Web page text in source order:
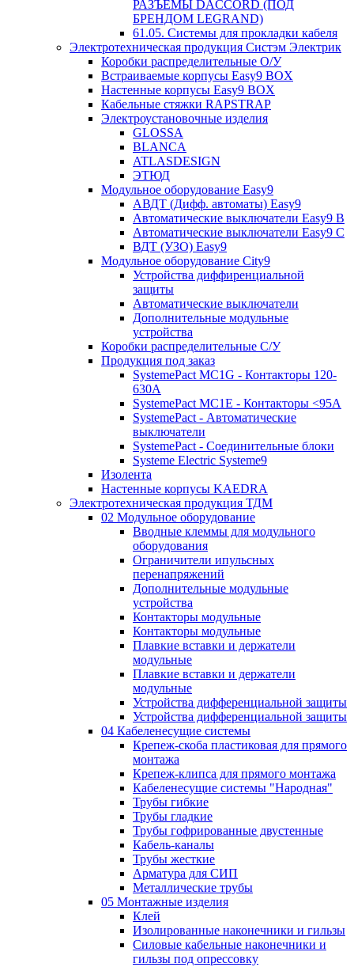
РАЗЪЕМЫ DACCORD (ПОД
БРЕНДОМ LEGRAND)
61.05. Системы для прокладки кабеля
Электротехническая продукция Систэм Электрик
Коробки распределительные О/У
Встраиваемые корпусы Easy9 BOX
Настенные корпусы Easy9 BOX
Кабельные стяжки RAPSTRAP
Электроустановочные изделия
GLOSSA
BLANCA
ATLASDESIGN
ЭТЮД
Модульное оборудование Easy9
АВДТ (Дифф. автоматы) Easy9
Автоматические выключатели Easy9 В
Автоматические выключатели Easy9 С
ВДТ (УЗО) Easy9
Модульное оборудование City9
Устройства диффиренциальной
защиты
Автоматические выключатели
Дополнительные модульные
устройства
Коробки распределительные C/У
Продукция под заказ
SystemePact MC1G - Контакторы 120-
630A
SystemePact MC1E - Контакторы <95A
SystemePact - Автоматические
выключатели
SystemePact - Соединительные блоки
Systeme Electric Systeme9
Изолента
Настенные корпусы KAEDRA
Электротехническая продукция ТДМ
02 Модульное оборудование
Вводные клеммы для модульного
оборудования
Ограничители ипульсных
перенапряжений
Дополнительные модульные
устройства
Контакторы модульные
Контакторы модульные
Плавкие вставки и держатели
модульные
Плавкие вставки и держатели
модульные
Устройства дифференциальной защиты
Устройства дифференциальной защиты
04 Кабеленесущие системы
Крепеж-скоба пластиковая для прямого
монтажа
Крепеж-клипса для прямого монтажа
Кабеленесущие системы "Народная"
Трубы гибкие
Трубы гладкие
Трубы гофрированные двустенные
Кабель-каналы
Трубы жесткие
Арматура для СИП
Металлические трубы
05 Монтажные изделия
Клей
Изолированные наконечники и гильзы
Силовые кабельные наконечники и
гильзы под опрессовку